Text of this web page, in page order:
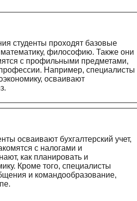
студенты проходят базовые
философию. Также они
с профильными предметами,
Например, специалисты
осваивают
осваивают бухгалтерский учет,
с налогами и
как планировать и
Кроме того, специалисты
и командообразование,